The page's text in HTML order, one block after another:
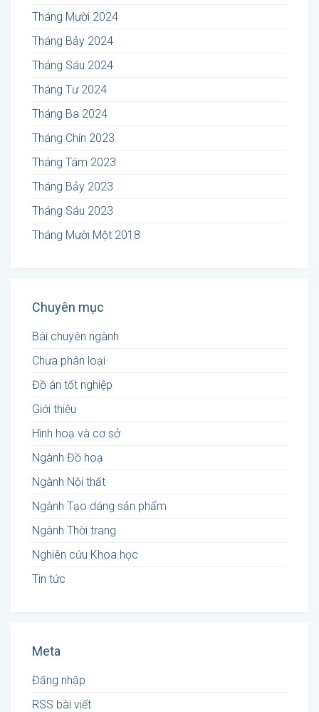
Tháng Mười 2024
Tháng Bảy 2024
Tháng Sáu 2024
Tháng Tư 2024
Tháng Ba 2024
Tháng Chín 2023
Tháng Tám 2023
Tháng Bảy 2023
Tháng Sáu 2023
Tháng Mười Một 2018
Chuyên mục
Bài chuyên ngành
Chưa phân loại
Đồ án tốt nghiệp
Giới thiệu
Hình hoạ và cơ sở
Ngành Đồ hoạ
Ngành Nội thất
Ngành Tạo dáng sản phẩm
Ngành Thời trang
Nghiên cứu Khoa học
Tin tức
Meta
Đăng nhập
RSS bài viết